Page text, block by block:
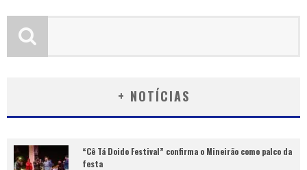
+ NOTÍCIAS
“Cê Tá Doido Festival” confirma o Mineirão como palco da
festa